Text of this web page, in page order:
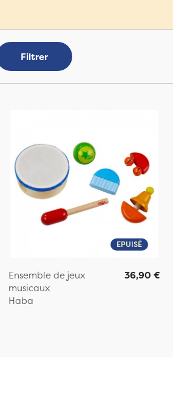
Filtrer
EPUISÉ
Ensemble de jeux
musicaux
Haba
36,90 €